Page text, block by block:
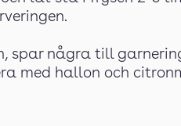
spar några till
med hallon och